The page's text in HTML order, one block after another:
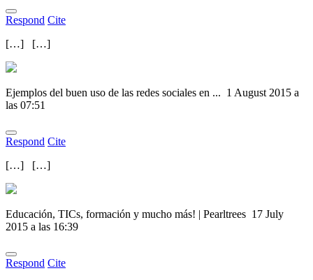
Respond Cite
[…] […]
Ejemplos del buen uso de las redes sociales en ... 1 August 2015 a
las 07:51
Respond Cite
[…] […]
Educación, TICs, formación y mucho más! | Pearltrees 17 July
2015 a las 16:39
Respond Cite